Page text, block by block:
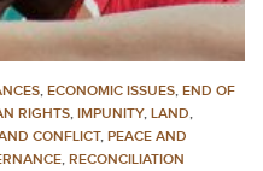
, ECONOMIC ISSUES, END OF
RIGHTS, IMPUNITY, LAND,
CONFLICT, PEACE AND
, RECONCILIATION